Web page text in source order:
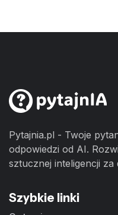
Pytajnia.pl - Twoje
odpowiedzi od AI.
sztucznej inteligencji za
Szybkie linki